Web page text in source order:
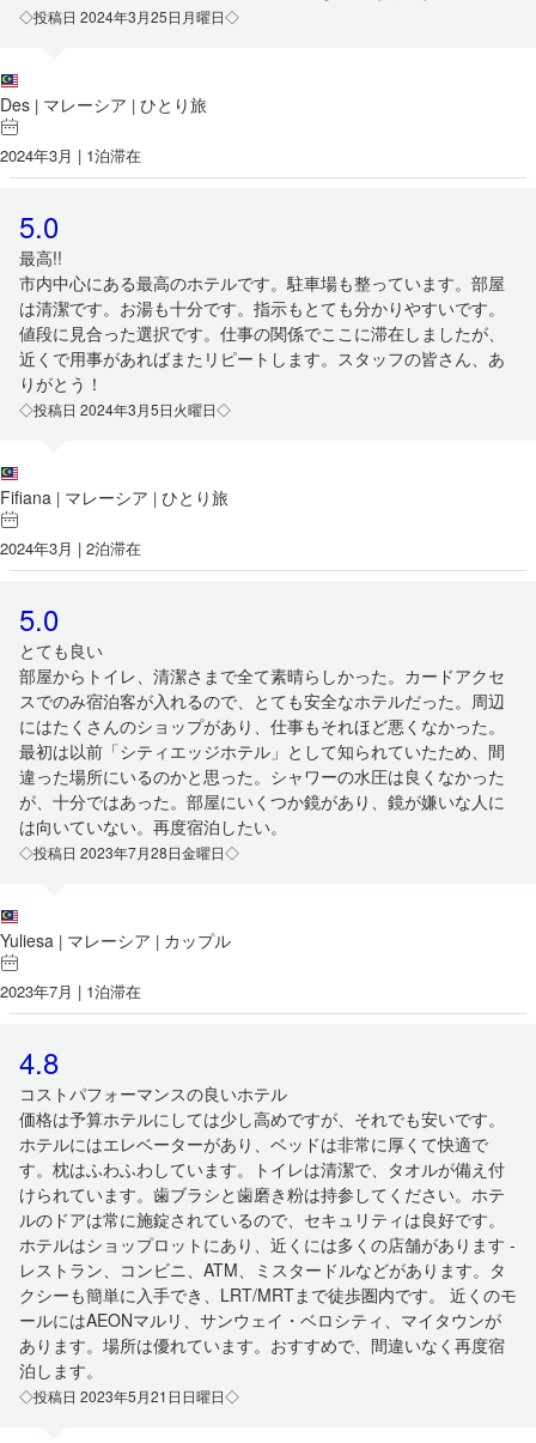
◇投稿日 2024年3月25日月曜日◇
Des | マレーシア | ひとり旅
2024年3月 | 1泊滞在
5.0
最高!!
市内中心にある最高のホテルです。駐車場も整っています。部屋
は清潔です。お湯も十分です。指示もとても分かりやすいです。
値段に見合った選択です。仕事の関係でここに滞在しましたが、
近くで用事があればまたリピートします。スタッフの皆さん、あ
りがとう！
◇投稿日 2024年3月5日火曜日◇
Fifiana | マレーシア | ひとり旅
2024年3月 | 2泊滞在
5.0
とても良い
部屋からトイレ、清潔さまで全て素晴らしかった。カードアクセ
スでのみ宿泊客が入れるので、とても安全なホテルだった。周辺
にはたくさんのショップがあり、仕事もそれほど悪くなかった。
最初は以前「シティエッジホテル」として知られていたため、間
違った場所にいるのかと思った。シャワーの水圧は良くなかった
が、十分ではあった。部屋にいくつか鏡があり、鏡が嫌いな人に
は向いていない。再度宿泊したい。
◇投稿日 2023年7月28日金曜日◇
Yuliesa | マレーシア | カップル
2023年7月 | 1泊滞在
4.8
コストパフォーマンスの良いホテル
価格は予算ホテルにしては少し高めですが、それでも安いです。
ホテルにはエレベーターがあり、ベッドは非常に厚くて快適で
す。枕はふわふわしています。トイレは清潔で、タオルが備え付
けられています。歯ブラシと歯磨き粉は持参してください。ホテ
ルのドアは常に施錠されているので、セキュリティは良好です。
ホテルはショップロットにあり、近くには多くの店舗があります -
レストラン、コンビニ、ATM、ミスタードルなどがあります。タ
クシーも簡単に入手でき、LRT/MRTまで徒歩圏内です。 近くのモ
ールにはAEONマルリ、サンウェイ・ベロシティ、マイタウンが
あります。場所は優れています。おすすめで、間違いなく再度宿
泊します。
◇投稿日 2023年5月21日日曜日◇